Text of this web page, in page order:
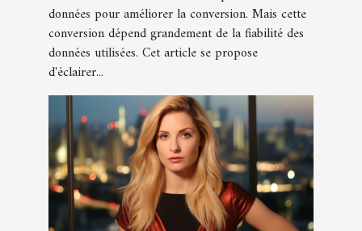
données pour améliorer la conversion. Mais cette
conversion dépend grandement de la fiabilité des
données utilisées. Cet article se propose
d'éclairer...